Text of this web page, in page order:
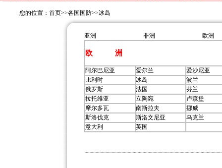
您的位置： 首页>>各国国防>>冰岛
亚洲 非洲 欧洲
欧 洲
阿尔巴尼亚 爱尔兰
爱沙尼亚
比利时
冰岛
波兰
俄罗斯
法国
芬兰
拉托维亚
立陶宛
卢森堡
摩尔多瓦
南斯拉夫
挪威
斯洛伐克
斯洛文尼亚
乌克兰
意大利
英国